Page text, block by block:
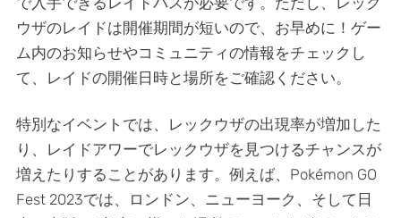
ウザのレイドは開催期間が短いので、お早めに！ゲー
ム内のお知らせやコミュニティの情報をチェックし
て、レイドの開催日時と場所をご確認ください。
特別なイベントでは、レックウザの出現率が増加した
り、レイドアワーでレックウザを見つけるチャンスが
増えたりすることがあります。例えば、Pokémon GO
Fest 2023では、ロンドン、ニューヨーク、そして日